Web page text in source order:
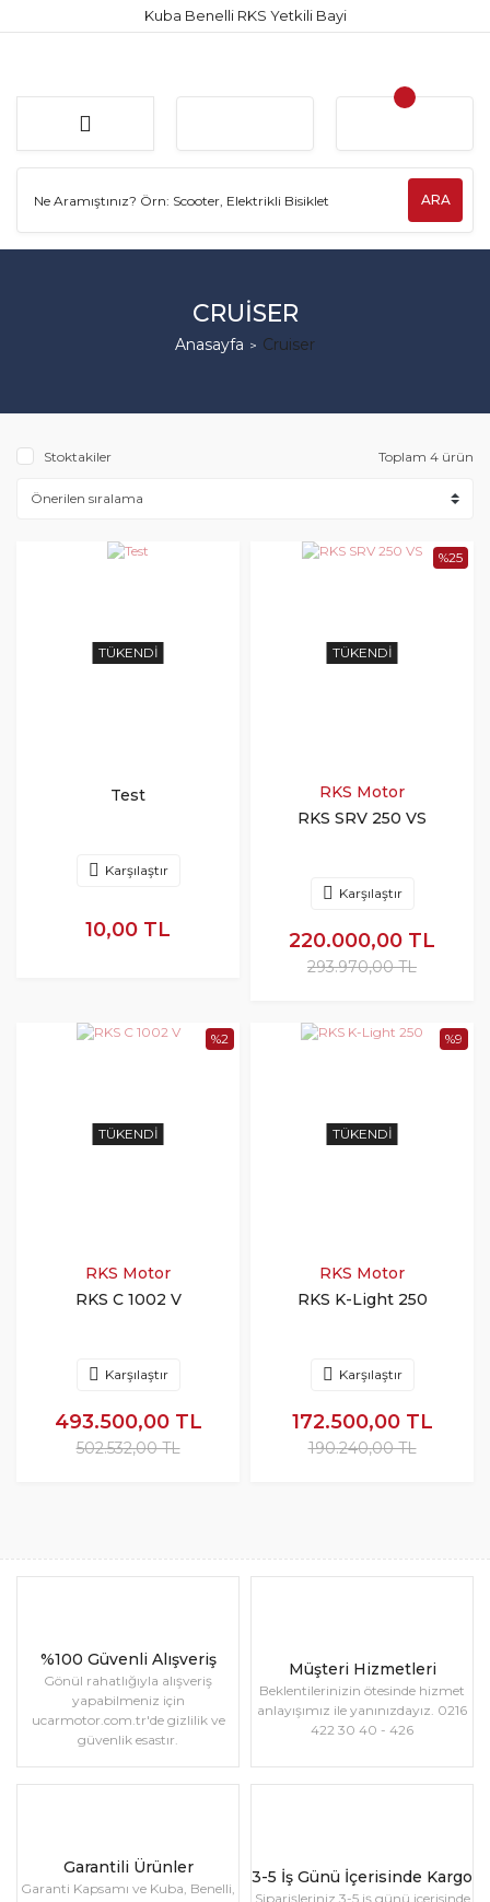
Kuba Benelli RKS Yetkili Bayi
ARA
CRUISER
Anasayfa Cruiser
Stoktakiler Toplam 4 ürün
TÜKENDI
Test
Karşılaştır
10,00 TL
%25
TÜKENDI
RKS Motor
RKS SRV 250 VS
Karşılaştır
220.000,00 TL
293.970,00 TL
%2
TÜKENDI
RKS Motor
RKS C 1002 V
Karşılaştır
493.500,00 TL
502.532,00 TL
%9
TÜKENDI
RKS Motor
RKS K-Light 250
Karşılaştır
172.500,00 TL
190.240,00 TL
%100 Güvenli Alışveriş
Gönül rahatlığıyla alışveriş
yapabilmeniz için
ucarmotor.com.tr'de gizlilik ve
güvenlik esastır.
Müşteri Hizmetleri
Beklentilerinizin ötesinde hizmet
anlayışımız ile yanınızdayız. 0216
422 30 40 - 426
Garantili Ürünler
Garanti Kapsamı ve Kuba, Benelli,
3-5 İş Günü İçerisinde Kargo
Siparişleriniz 3-5 iş günü içerisinde